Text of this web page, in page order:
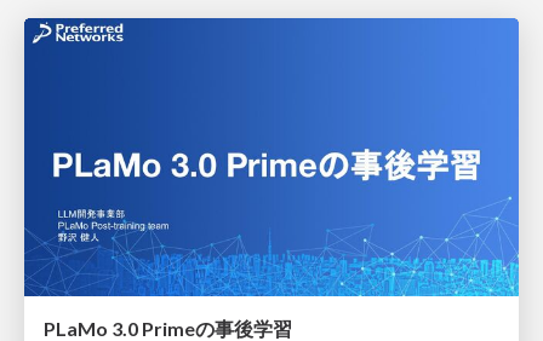
PLaMo 3.0 Primeの事後学習